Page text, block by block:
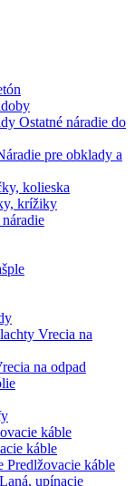
Ostatné náradie do
pre obklady a
kolieska
krížiky
Vrecia na
na odpad
káble
Predlžovacie káble
Laná, upínacie